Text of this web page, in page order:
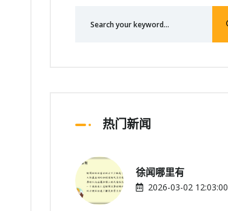
热门新闻
徐闻哪里有
2026-03-02 12:03:00